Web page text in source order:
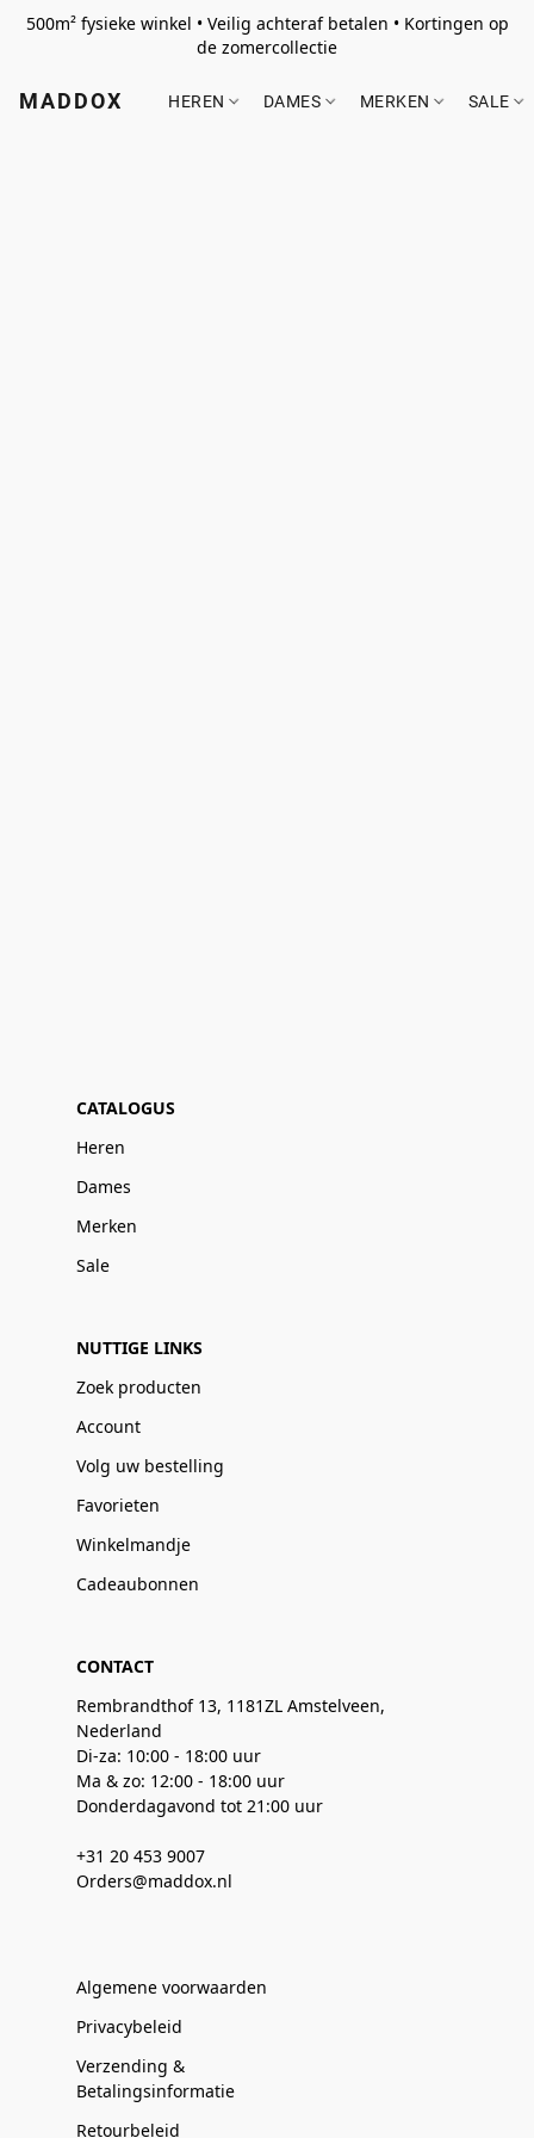
500m² fysieke winkel • Veilig achteraf betalen • Kortingen op
de zomercollectie
MADDOX HEREN DAMES MERKEN SALE
CATALOGUS
Heren
Dames
Merken
Sale
NUTTIGE LINKS
Zoek producten
Account
Volg uw bestelling
Favorieten
Winkelmandje
Cadeaubonnen
CONTACT
Rembrandthof 13, 1181ZL Amstelveen,
Nederland
Di-za: 10:00 - 18:00 uur
Ma & zo: 12:00 - 18:00 uur
Donderdagavond tot 21:00 uur
+31 20 453 9007
Orders@maddox.nl
Algemene voorwaarden
Privacybeleid
Verzending &
Betalingsinformatie
Retourbeleid